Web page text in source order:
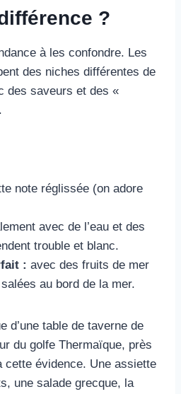
?
à les confondre. Les
des niches différentes de
des saveurs et des «
note réglissée (on adore
avec de l’eau et des
trouble et blanc.
: avec des fruits de mer
au bord de la mer.
d’une table de taverne de
du golfe Thermaïque, près
cette évidence. Une assiette
une salade grecque, la